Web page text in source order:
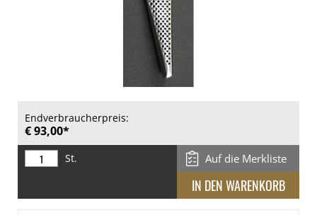
Endverbraucherpreis:
€ 93,00*
St. Auf die Merkliste